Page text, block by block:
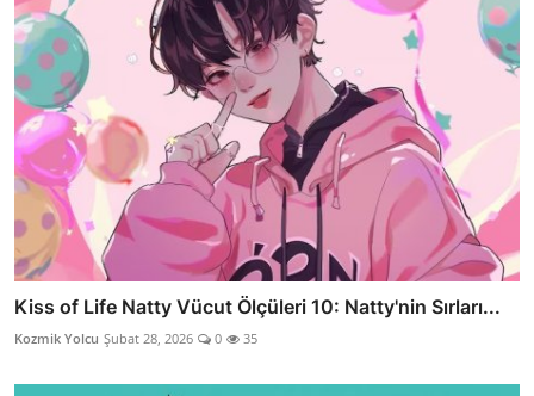
Kiss of Life Natty Vücut Ölçüleri 10: Natty'nin Sırları...
Kozmik Yolcu Şubat 28, 2026 0 35